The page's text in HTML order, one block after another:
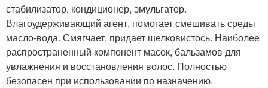
стабилизатор, кондиционер, эмульгатор.
Влагоудерживающий агент, помогает смешивать среды
масло-вода. Смягчает, придает шелковистось. Наиболее
распространенный компонент масок, бальзамов для
увлажнения и восстановления волос. Полностью
безопасен при использовании по назначению.